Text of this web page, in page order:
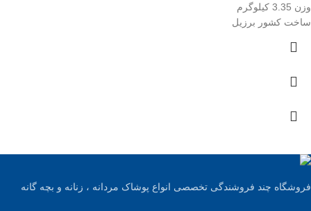
وزن 3.35 کیلوگرم
ساخت کشور برزیل
فروشگاه چند فروشندگی تخصصی انواع پوشاک مردانه ، زنانه و بچه گانه